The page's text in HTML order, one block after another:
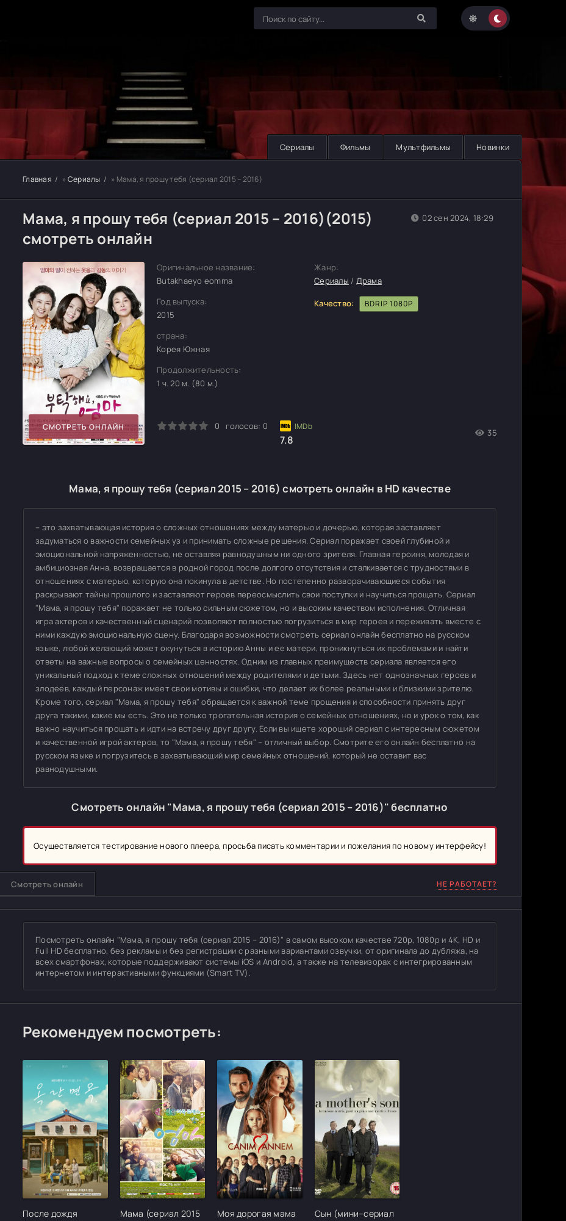
Сериалы Фильмы Мультфильмы Новинки
Главная » Сериалы » Мама, я прошу тебя (сериал 2015 – 2016)
Мама, я прошу тебя (сериал 2015 – 2016)(2015)
смотреть онлайн
СМОТРЕТЬ ОНЛАЙН
Оригинальное название:
Butakhaeyo eomma
Год выпуска:
2015
страна:
Корея Южная
Продолжительность:
1 ч. 20 м. (80 м.)
0 1 2 3 4 5 0 голосов: 0
7.8
35
02 сен 2024, 18:29
Жанр:
Сериалы / Драма
Качество: BDRIP 1080P
Мама, я прошу тебя (сериал 2015 – 2016) смотреть онлайн в HD качестве
– это захватывающая история о сложных отношениях между матерью и дочерью, которая заставляет
задуматься о важности семейных уз и принимать сложные решения. Сериал поражает своей глубиной и
эмоциональной напряженностью, не оставляя равнодушным ни одного зрителя. Главная героиня, молодая и
амбициозная Анна, возвращается в родной город после долгого отсутствия и сталкивается с трудностями в
отношениях с матерью, которую она покинула в детстве. Но постепенно разворачивающиеся события
раскрывают тайны прошлого и заставляют героев переосмыслить свои поступки и научиться прощать. Сериал
"Мама, я прошу тебя" поражает не только сильным сюжетом, но и высоким качеством исполнения. Отличная
игра актеров и качественный сценарий позволяют полностью погрузиться в мир героев и переживать вместе с
ними каждую эмоциональную сцену. Благодаря возможности смотреть сериал онлайн бесплатно на русском
языке, любой желающий может окунуться в историю Анны и ее матери, проникнуться их проблемами и найти
ответы на важные вопросы о семейных ценностях. Одним из главных преимуществ сериала является его
уникальный подход к теме сложных отношений между родителями и детьми. Здесь нет однозначных героев и
злодеев, каждый персонаж имеет свои мотивы и ошибки, что делает их более реальными и близкими зрителю.
Кроме того, сериал "Мама, я прошу тебя" обращается к важной теме прощения и способности принять друг
друга такими, какие мы есть. Это не только трогательная история о семейных отношениях, но и урок о том, как
важно научиться прощать и идти на встречу друг другу. Если вы ищете хороший сериал с интересным сюжетом
и качественной игрой актеров, то "Мама, я прошу тебя" – отличный выбор. Смотрите его онлайн бесплатно на
русском языке и погрузитесь в захватывающий мир семейных отношений, который не оставит вас
равнодушными.
Смотреть онлайн "Мама, я прошу тебя (сериал 2015 – 2016)" бесплатно
Осуществляется тестирование нового плеера, просьба писать комментарии и пожелания по новому интерфейсу!
Смотреть онлайн НЕ РАБОТАЕТ?
Посмотреть онлайн "Мама, я прошу тебя (сериал 2015 – 2016)" в самом высоком качестве 720p, 1080p и 4K, HD и
Full HD бесплатно, без рекламы и без регистрации с разными вариантами озвучки, от оригинала до дубляжа, на
всех смартфонах, которые поддерживают системы iOS и Android, а также на телевизорах с интегрированным
интернетом и интерактивными функциями (Smart TV).
Рекомендуем посмотреть:
[/xfgiven_cvh_poster_urlcvh_poster_url]
После дождя
[/xfgiven_cvh_poster_urlcvh_poster_url]
Мама (сериал 2015
[/xfgiven_cvh_poster_urlcvh_poster_url]
Моя дорогая мама
[/xfgiven_cvh_poster_urlcvh_poster_url]
Сын (мини–сериал